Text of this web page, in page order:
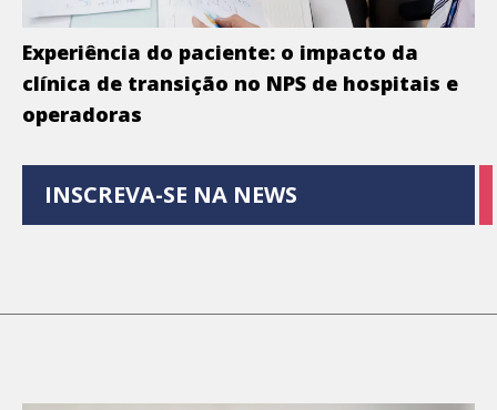
Experiência do paciente: o impacto da
clínica de transição no NPS de hospitais e
operadoras
INSCREVA-SE NA NEWS